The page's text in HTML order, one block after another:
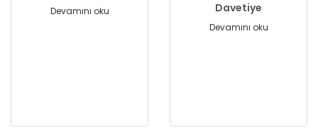
Devamını oku
Davetiye
Devamını oku